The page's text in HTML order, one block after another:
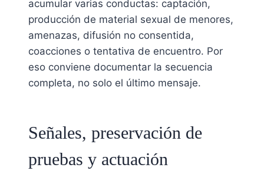
acumular varias conductas: captación,
producción de material sexual de menores,
amenazas, difusión no consentida,
coacciones o tentativa de encuentro. Por
eso conviene documentar la secuencia
completa, no solo el último mensaje.
Señales, preservación de
pruebas y actuación